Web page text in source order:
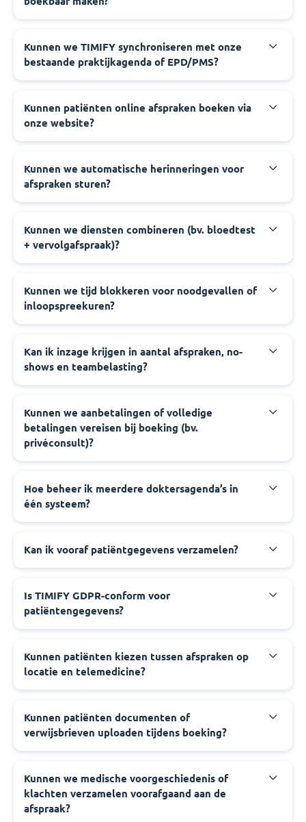
Kunnen we TIMIFY synchroniseren met onze
bestaande praktijkagenda of EPD/PMS?
Kunnen patiënten online afspraken boeken via
onze website?
Kunnen we automatische herinneringen voor
afspraken sturen?
Kunnen we diensten combineren (bv. bloedtest
+ vervolgafspraak)?
Kunnen we tijd blokkeren voor noodgevallen of
inloopspreekuren?
Kan ik inzage krijgen in aantal afspraken, no-
shows en teambelasting?
Kunnen we aanbetalingen of volledige
betalingen vereisen bij boeking (bv.
privéconsult)?
Hoe beheer ik meerdere doktersagenda’s in
één systeem?
Kan ik vooraf patiëntgegevens verzamelen?
Is TIMIFY GDPR-conform voor
patiëntengegevens?
Kunnen patiënten kiezen tussen afspraken op
locatie en telemedicine?
Kunnen patiënten documenten of
verwijsbrieven uploaden tijdens boeking?
Kunnen we medische voorgeschiedenis of
klachten verzamelen voorafgaand aan de
afspraak?